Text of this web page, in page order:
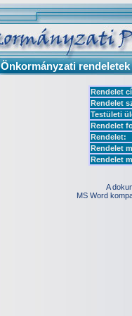
Önkormányzati rendeletek
Rendelet
Rendelet
Testületi
Rendelet
Rendelet:
Rendelet
Rendelet
A
MS Word